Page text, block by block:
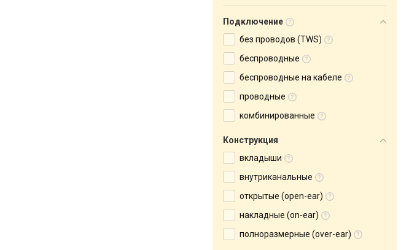
Подключение
без проводов (TWS)
беспроводные
беспроводные на кабеле
проводные
комбинированные
Конструкция
вкладыши
внутриканальные
открытые (open-ear)
накладные (on-ear)
полноразмерные (over-ear)